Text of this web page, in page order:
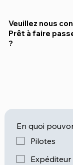
En quoi
Pilotes
Expéditeur
Veuillez nous
Prêt à faire
?